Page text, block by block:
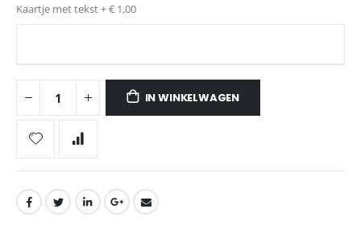
Kaartje met tekst+€ 1,00
IN WINKELWAGEN